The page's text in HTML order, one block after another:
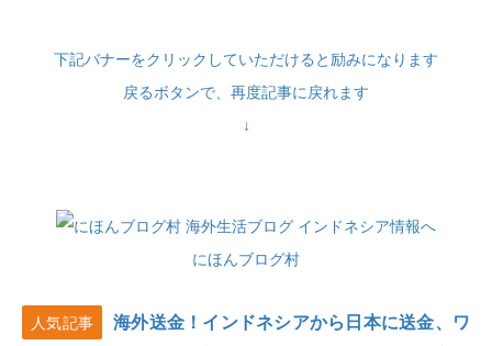
下記バナーをクリックしていただけると励みになります
戻るボタンで、再度記事に戻れます
↓
にほんブログ村
人気記事
海外送金！インドネシアから日本に送金、ワ